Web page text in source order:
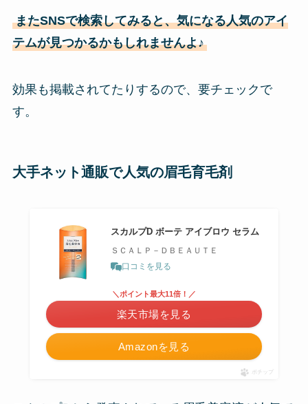
またSNSで検索してみると、気になる人気のアイ
テムが見つかるかもしれませんよ♪
効果も掲載されてたりするので、要チェックで
す。
大手ネット通販で人気の眉毛育毛剤
スカルプD ボーテ アイブロウ セラム
ＳＣＡＬＰ－ＤＢＥＡＵＴＥ
口コミを見る
Amazonを見る
＼ポイント最大11倍！／
楽天市場を見る
ポチップ